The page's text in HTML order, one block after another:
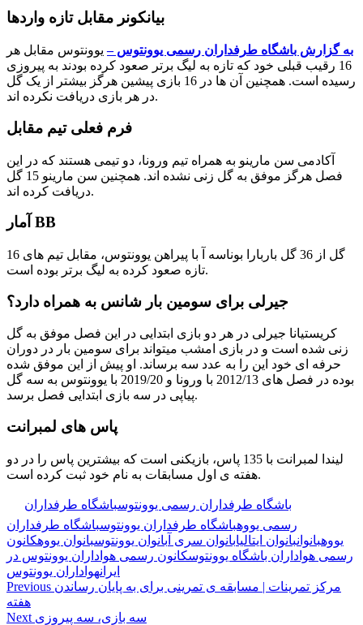
بیانکونر مقابل تازه واردها
به گزارش باشگاه طرفداران رسمی یوونتوس –یوونتوس مقابل هر
16 رقیب قبلی خود که تازه به لیگ برتر صعود کرده بودند به پیروزی
رسیده است. همچنین آن ها در 16 بازی پیشین هرگز بیشتر از یک گل
در هر بازی دریافت نکرده اند.
فرم فعلی تیم مقابل
آکادمی سن مارینو به همراه تیم ورونا، دو تیمی هستند که در این
فصل هرگز موفق به گل زنی نشده اند. همچنین سن مارینو 15 گل
دریافت کرده اند.
آمار BB
16 گل از 36 گل باربارا بوناسه آ با پیراهن یوونتوس، مقابل تیم های
تازه صعود کرده به لیگ برتر بوده است.
جیرلی برای سومین بار شانس به همراه دارد؟
کریستیانا جیرلی در هر دو بازی ابتدایی در این فصل موفق به گل
زنی شده است و در بازی امشب میتواند برای سومین بار در دوران
حرفه ای خود این را به عدد سه برساند. او پیش از این موفق شده
بوده در فصل های 2012/13 با ورونا و 2019/20 با یوونتوس به سه گل
پیاپی در سه بازی ابتدایی فصل برسد.
پاس های لمبرانت
لیندا لمبرانت با 135 پاس، بازیکنی است که بیشترین پاس را در دو
هفته ی اول مسابقات به نام خود ثبت کرده است.
باشگاه طرفداران رسمی یوونتوسباشگاه طرفداران
رسمی یووهباشگاه طرفداران یوونتوسباشگاه طرفداران
یووهبانوانبانوان ایتالیابانوان سری آ بانوان یوونتوسبانوان یووهکانون
رسمی هواداران باشگاه یوونتوسکانون رسمی هواداران یوونتوس در
ایرانهواداران یوونتوس
Previous مرکز تمرینات | مسابقه ی تمرینی برای به پایان رساندن
هفته
Next سه بازی، سه پیروزی